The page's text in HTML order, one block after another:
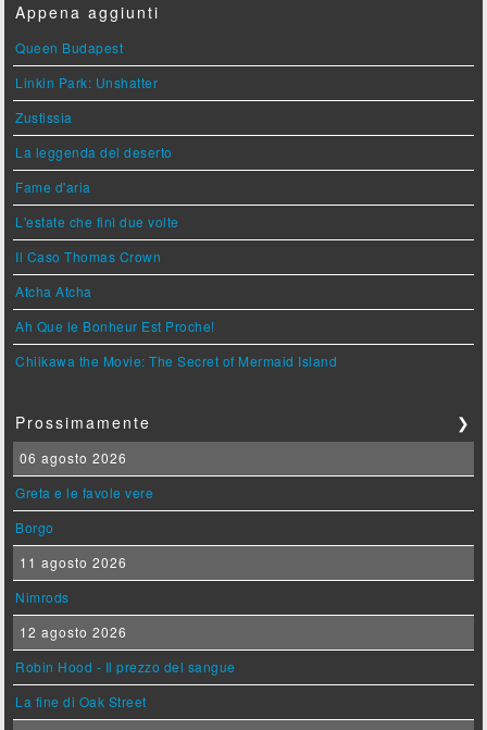
Appena aggiunti
Queen Budapest
Linkin Park: Unshatter
Zustissia
La leggenda del deserto
Fame d'aria
L'estate che finì due volte
Il Caso Thomas Crown
Atcha Atcha
Ah Que le Bonheur Est Proche!
Chiikawa the Movie: The Secret of Mermaid Island
Prossimamente ❯
06 agosto 2026
Greta e le favole vere
Borgo
11 agosto 2026
Nimrods
12 agosto 2026
Robin Hood - Il prezzo del sangue
La fine di Oak Street